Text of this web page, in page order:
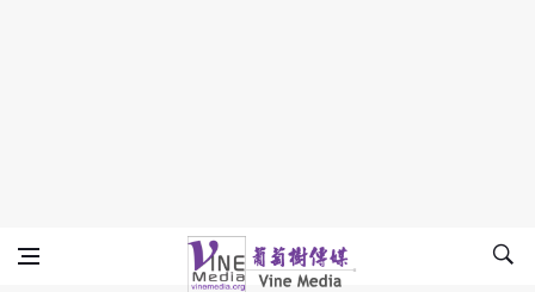
Vine Media
葡萄樹傳媒